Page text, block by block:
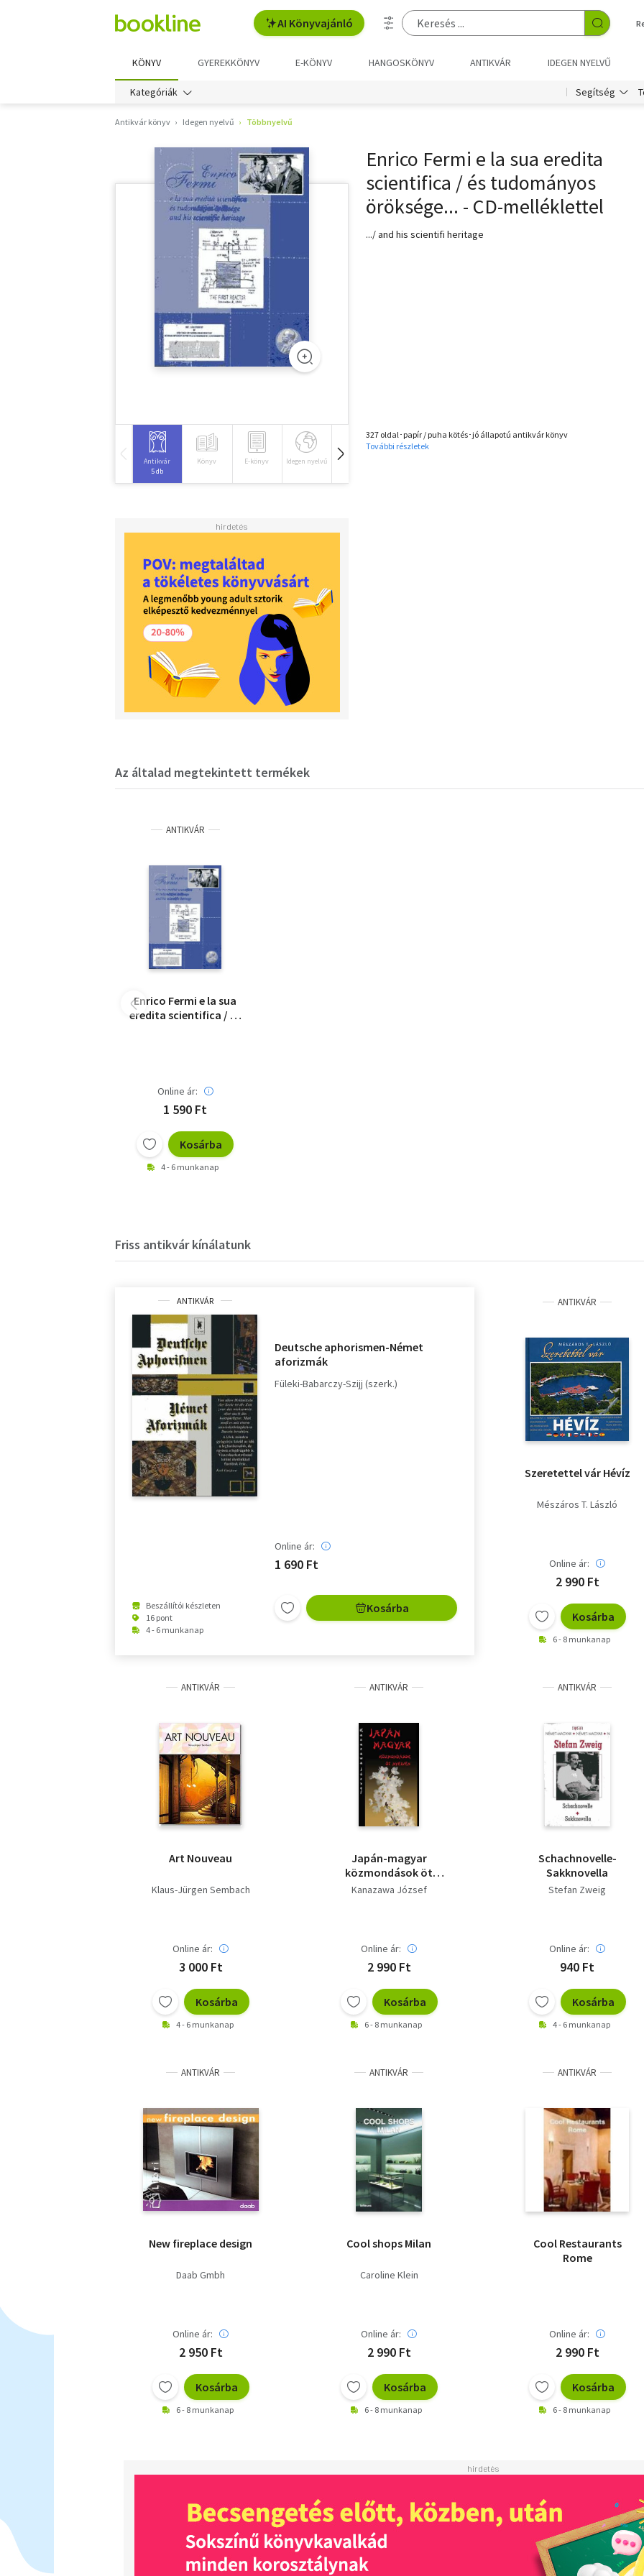
AI Könyvajánló
KÖNYV GYEREKKÖNYV E-KÖNYV HANGOSKÖNYV ANTIKVÁR IDEGEN NYELVŰ
Kategóriák Segítség
Antikvár könyv Idegen nyelvű Többnyelvű
Antikvár
5 db
Könyv E-könyv Idegen nyelvű Hangoskönyv
Enrico Fermi e la sua eredita
scientifica / és tudományos
öröksége... - CD-melléklettel
.../ and his scientifi heritage
327 oldal･papír / puha kötés･jó állapotú antikvár könyv
További részletek
Az általad megtekintett termékek
ANTIKVÁR
Enrico Fermi e la sua
eredita scientifica / és
Online ár:
1 590 Ft
Kosárba
4 - 6 munkanap
Friss antikvár kínálatunk
ANTIKVÁR
Beszállítói készleten
16 pont
4 - 6 munkanap
Deutsche aphorismen-Német
aforizmák
Füleki-Babarczy-Szijj (szerk.)
Online ár:
1 690 Ft
Kosárba
ANTIKVÁR
Szeretettel vár Hévíz
Mészáros T. László
Online ár:
2 990 Ft
Kosárba
6 - 8 munkanap
ANTIKVÁR
Art Nouveau
Klaus-Jürgen Sembach
Online ár:
3 000 Ft
Kosárba
4 - 6 munkanap
ANTIKVÁR
Japán-magyar
közmondások öt
nyelven
Kanazawa József
Online ár:
2 990 Ft
Kosárba
6 - 8 munkanap
ANTIKVÁR
Schachnovelle-
Sakknovella
Stefan Zweig
Online ár:
940 Ft
Kosárba
4 - 6 munkanap
ANTIKVÁR
New fireplace design
Daab Gmbh
Online ár:
2 950 Ft
Kosárba
6 - 8 munkanap
ANTIKVÁR
Cool shops Milan
Caroline Klein
Online ár:
2 990 Ft
Kosárba
6 - 8 munkanap
ANTIKVÁR
Cool Restaurants
Rome
Online ár:
2 990 Ft
Kosárba
6 - 8 munkanap